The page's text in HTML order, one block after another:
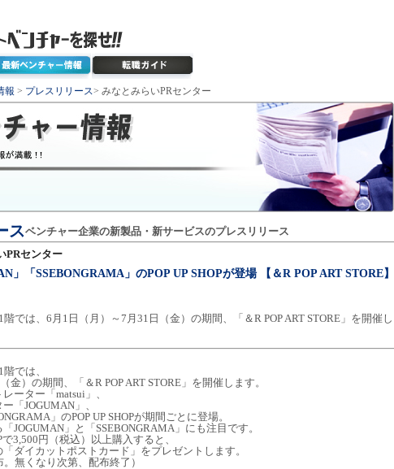
報 > プレスリリース> みなとみらいPRセンター
スベンチャー企業の新製品・新サービスのプレスリリース
PRセンター
」「SSEBONGRAMA」のPOP UP SHOPが登場 【＆R POP ART STORE】
では、6月1日（月）～7月31日（金）の期間、「＆R POP ART STORE」を開催し
では、
金）の期間、「＆R POP ART STORE」を開催します。
ーター「matsui」、
「JOGUMAN」、
」のPOP UP SHOPが期間ごとに登場。
JOGUMAN」と「SSEBONGRAMA」にも注目です。
で3,500円（税込）以上購入すると、
ダイカットポストカード」をプレゼントします。
無くなり次第、配布終了）